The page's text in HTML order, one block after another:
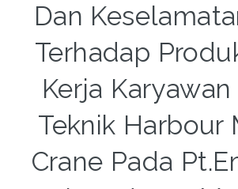
Dan
Terhadap
Kerja
Teknik Harbour
Crane Pada